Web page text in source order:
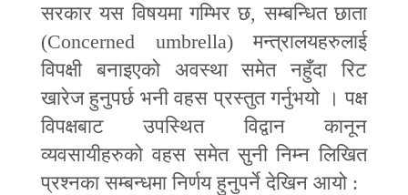
सरकार यस विषयमा गम्भिर छ,सम्बन्धित छाता
(Concerned umbrella) मन्त्रालयहरुलाई
विपक्षी बनाइएको अवस्था समेत नहुँदा रिट
खारेज हुनुपर्छ भनी वहस प्रस्तुत गर्नुभयो । पक्ष
विपक्षबाट उपस्थित विद्वान कानून
व्यवसायीहरुको वहस समेत सुनी निम्न लिखित
प्रश्नका सम्बन्धमा निर्णय हुनुपर्ने देखिन आयो :